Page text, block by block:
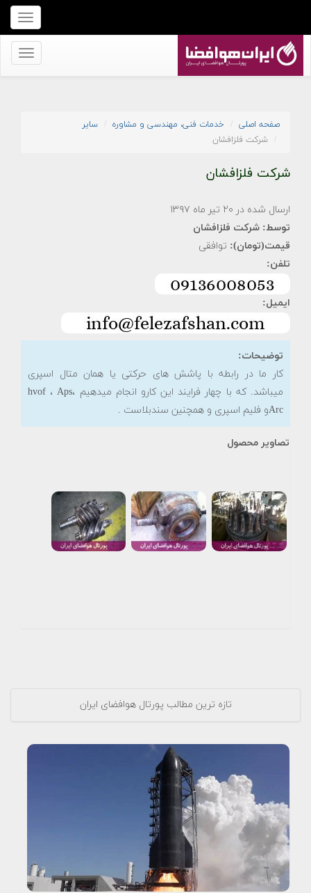
برای
نمایش
منو
برای
صفحه اصلی خدمات فنی، مهندسی و مشاوره
سایر
شرکت فلزافشان
شرکت فلزافشان
ارسال شده در ۲۰ تیر ماه ۱۳۹۷
توسط: شرکت فلزافشان
قیمت(تومان): توافقی
تلفن:
ایمیل:
توضیحات:
کار ما در رابطه با پاشش های حرکتی یا همان متال اسپری
میباشد. که با چهار فرایند این کارو انجام میدهیم hvof ، Aps،
Arcو فلیم اسپری و همچنین سندبلاست .
تصاویر محصول
تازه ترین مطالب پورتال هوافضای ایران